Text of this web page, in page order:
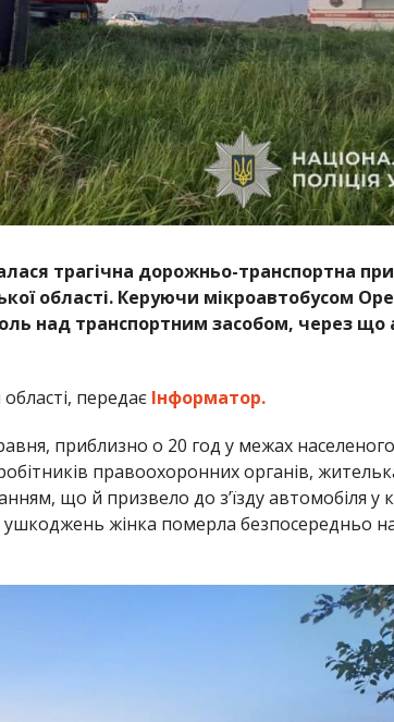
трагічна дорожньо-транспортна
області. Керуючи мікроавтобусом
над транспортним засобом, через що
області, передає Інформатор.
приблизно о 20 год у межах
правоохоронних органів,
що й призвело до з’їзду автомобіля у
жінка померла безпосередньо на